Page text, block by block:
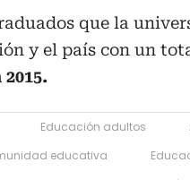
que la
y el país con un
Educación adultos
educativa